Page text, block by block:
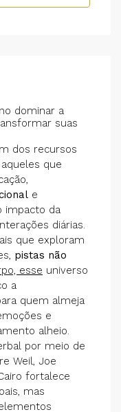
dominar a
suas
dos recursos
que
e
impacto da
diárias.
que exploram
pistas não
esse universo
a
quem almeja
e
alheio.
por meio de
Weil, Joe
fortalece
mas